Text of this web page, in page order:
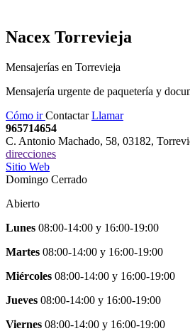
Nacex Torrevieja
Mensajerías en Torrevieja
Mensajería urgente de paquetería y
Cómo irContactarLlamar
965714654
C. Antonio Machado, 58, 03182,
direcciones
Sitio Web
Domingo Cerrado
Abierto
Lunes 08:00-14:00 y 16:00-19:00
Martes 08:00-14:00 y 16:00-19:00
Miércoles 08:00-14:00 y 16:00-19:00
Jueves 08:00-14:00 y 16:00-19:00
Viernes 08:00-14:00 y 16:00-19:00